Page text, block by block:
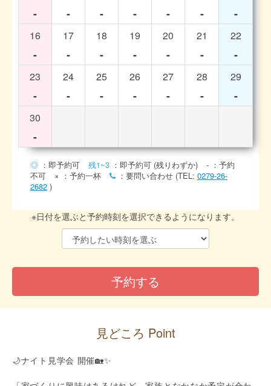
- - - - - - -
16
-
17
-
18
-
19
-
20
-
21
-
22
-
23
-
24
-
25
-
26
-
27
-
28
-
29
-
30
-
◎ ：即予約可 残1~3 ：即予約可 (残りわずか) - ：予約
不可
× ：予約一杯 ：要問い合わせ (TEL: 0279-26-
2682 )
※日付を選ぶと予約時刻を選択できるようになります。
見どころ Point
🌙ナイト見学会 開催🏡✨